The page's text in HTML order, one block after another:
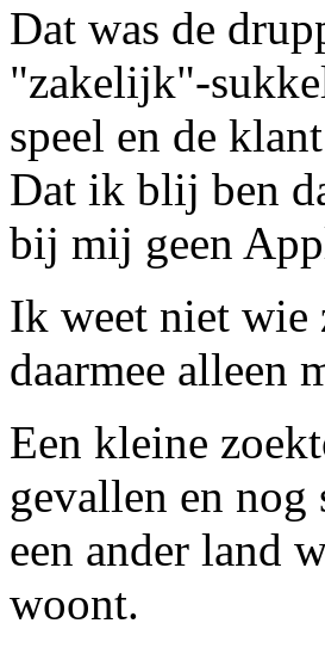
Dat was de
"zakelijk"-
speel en de
Dat ik blij ben
bij mij geen
Ik weet niet wie
daarmee alleen
Een kleine
gevallen en
een ander land
woont.